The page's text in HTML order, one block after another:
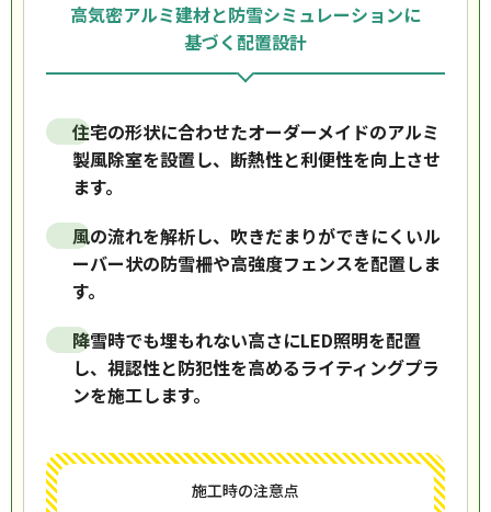
高気密アルミ建材と防雪シミュレーションに
基づく配置設計
住宅の形状に合わせたオーダーメイドのアルミ
製風除室を設置し、断熱性と利便性を向上させ
ます。
風の流れを解析し、吹きだまりができにくいル
ーバー状の防雪柵や高強度フェンスを配置しま
す。
降雪時でも埋もれない高さにLED照明を配置
し、視認性と防犯性を高めるライティングプラ
ンを施工します。
施工時の注意点